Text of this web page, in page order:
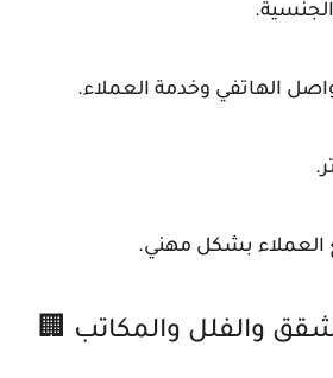
الهاتفي وخدمة العملاء.
بشكل مهني.